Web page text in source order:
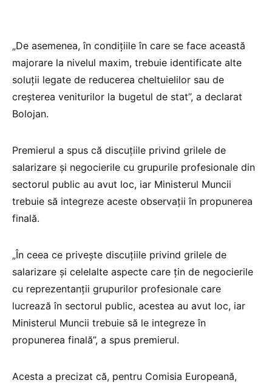
„De asemenea, în condițiile în care se face această
majorare la nivelul maxim, trebuie identificate alte
soluții legate de reducerea cheltuielilor sau de
creșterea veniturilor la bugetul de stat”, a declarat
Bolojan.
Premierul a spus că discuțiile privind grilele de
salarizare și negocierile cu grupurile profesionale din
sectorul public au avut loc, iar Ministerul Muncii
trebuie să integreze aceste observații în propunerea
finală.
„În ceea ce privește discuțiile privind grilele de
salarizare și celelalte aspecte care țin de negocierile
cu reprezentanții grupurilor profesionale care
lucrează în sectorul public, acestea au avut loc, iar
Ministerul Muncii trebuie să le integreze în
propunerea finală”, a spus premierul.
Acesta a precizat că, pentru Comisia Europeană,